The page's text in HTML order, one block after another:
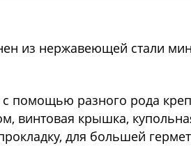
из нержавеющей стали
помощью разного рода
винтовая крышка,
для большей